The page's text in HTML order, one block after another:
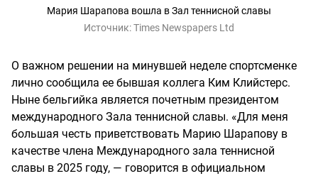
Мария Шарапова вошла в Зал теннисной славы
Источник:Times Newspapers Ltd
О важном решении на минувшей неделе спортсменке
лично сообщила ее бывшая коллега Ким Клийстерс.
Ныне бельгийка является почетным президентом
международного Зала теннисной славы. «Для меня
большая честь приветствовать Марию Шарапову в
качестве члена Международного зала теннисной
славы в 2025 году, — говорится в официальном